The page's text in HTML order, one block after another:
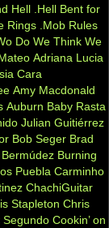
Hell .Hell Bent for
Rings .Mob Rules
Do We Think We
Adriana Lucia
Cara
Amy Macdonald
Auburn Baby Rasta
Julian Guitiérrez
Bob Seger Brad
Burning
Puebla Carminho
ChachiGuitar
Stapleton Chris
Segundo Cookin’ on